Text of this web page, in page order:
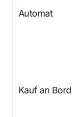
Automat
Kauf an Bord